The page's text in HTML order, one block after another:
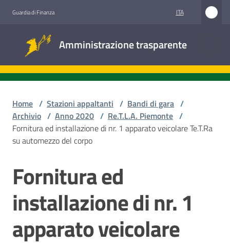
Guardia di Finanza ITA
Amministrazione trasparente
trasparente
Accesso
Stazioni
appaltanti
Home / Stazioni appaltanti / Bandi di gara /
Archivio / Anno 2020 / Re.T.L.A. Piemonte /
Fornitura ed installazione di nr. 1 apparato veicolare Te.T.Ra
su automezzo del corpo
Salta al contenuto
Fornitura ed
installazione di nr. 1
apparato veicolare